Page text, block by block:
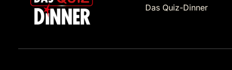
Das Quiz-Dinner